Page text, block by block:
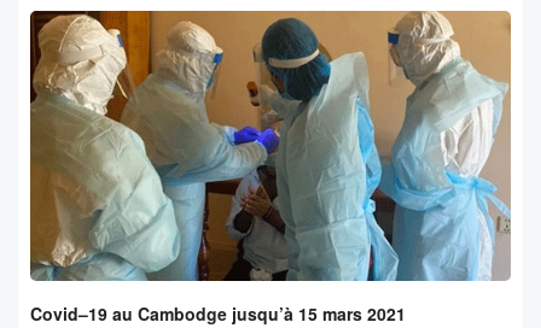
Covid–19 au Cambodge jusqu’à 15 mars 2021